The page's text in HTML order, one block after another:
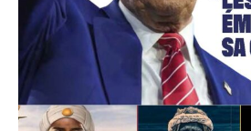
Gratuit /accès limité
Quelques articles